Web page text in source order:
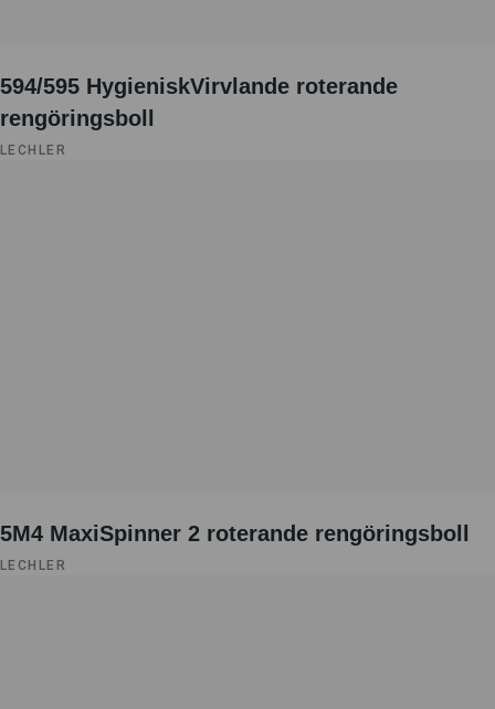
594/595 HygieniskVirvlande roterande
rengöringsboll
LECHLER
5M4 MaxiSpinner 2 roterande rengöringsboll
LECHLER